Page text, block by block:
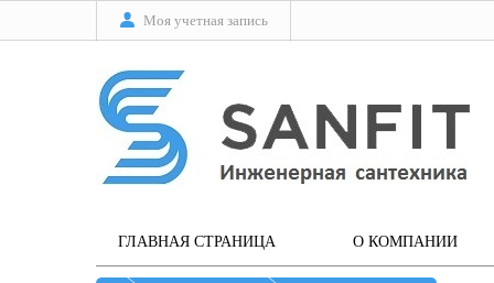
Моя учетная запись
ГЛАВНАЯ СТРАНИЦА О КОМПАНИИ